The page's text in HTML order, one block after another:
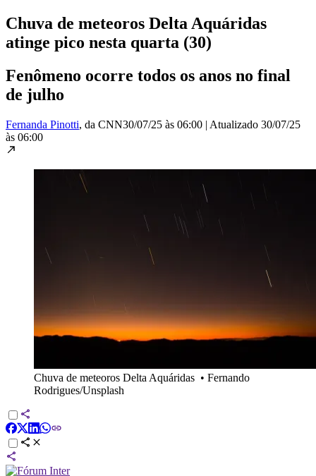
Chuva de meteoros Delta Aquáridas
atinge pico nesta quarta (30)
Fenômeno ocorre todos os anos no final
de julho
Fernanda Pinotti, da CNN30/07/25 às 06:00 | Atualizado 30/07/25
às 06:00
Chuva de meteoros Delta Aquáridas • Fernando
Rodrigues/Unsplash